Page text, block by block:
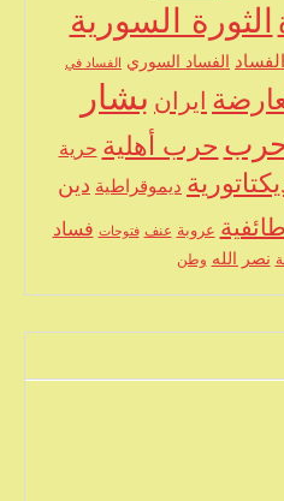
الثورة السورية
الفساد الفساد السوري الفساد في
ايران بشار
حرب أهلية حرية
ديموقراطية دين
طائفية عروبة عنف فتوحات فساد
نصر الله وطن